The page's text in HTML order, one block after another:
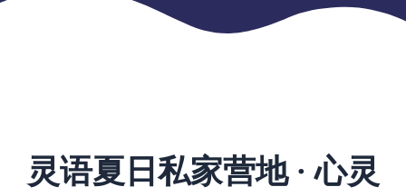
灵语夏日私家营地 · 心灵